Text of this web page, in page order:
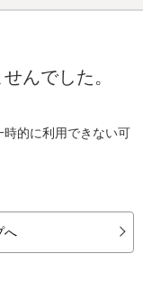
んでした。
的に利用できない可
へ